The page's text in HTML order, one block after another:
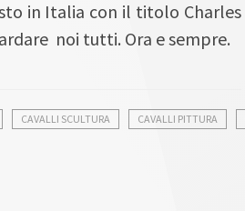
in Italia con il titolo Charles
noi tutti. Ora e sempre.
CAVALLI SCULTURA CAVALLI PITTURA